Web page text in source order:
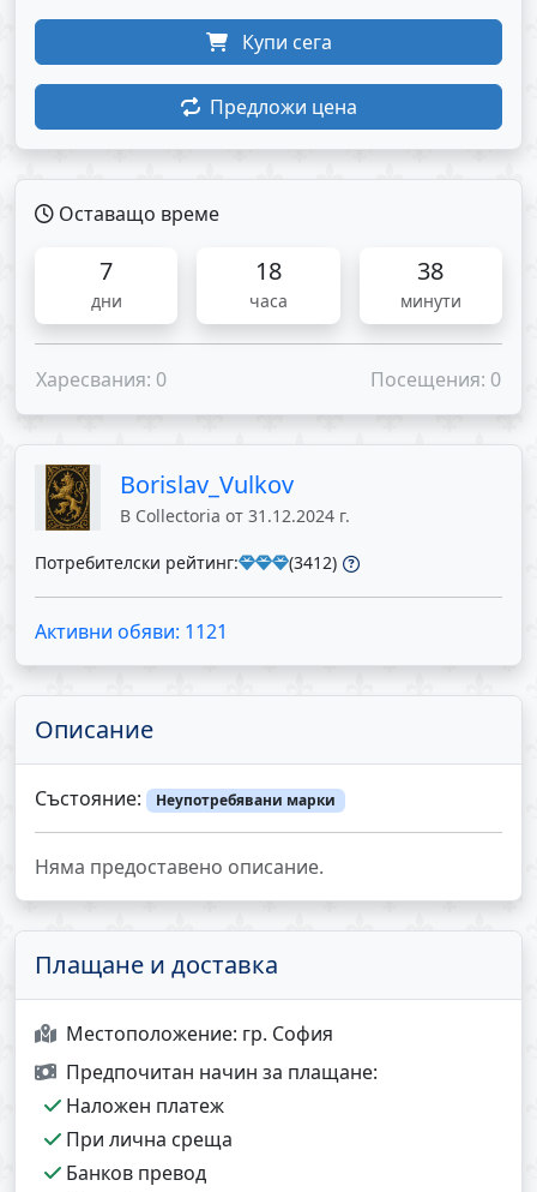
Купи сега
Предложи цена
Оставащо време
7
дни
18
часа
38
минути
Харесвания: 0 Посещения: 0
Borislav_Vulkov
В Collectoria от 31.12.2024 г.
Потребителски рейтинг: (3412)
Активни обяви: 1121
Описание
Състояние: Неупотребявани марки
Няма предоставено описание.
Плащане и доставка
Местоположение: гр. София
Предпочитан начин за плащане:
Наложен платеж
При лична среща
Банков превод